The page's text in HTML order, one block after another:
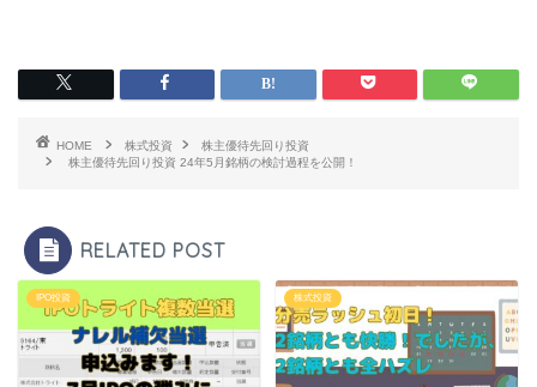
HOME 株式投資
株主優待先回り投資
株主優待先回り投資 24年5月銘柄の検討過程を公開！
RELATED POST
IPO投資 株式投資